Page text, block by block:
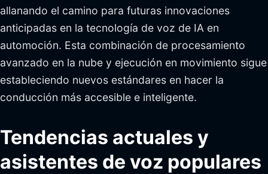
allanando el camino para futuras innovaciones
anticipadas en la tecnología de voz de IA en
automoción. Esta combinación de procesamiento
avanzado en la nube y ejecución en movimiento sigue
estableciendo nuevos estándares en hacer la
conducción más accesible e inteligente.
Tendencias actuales y
asistentes de voz populares